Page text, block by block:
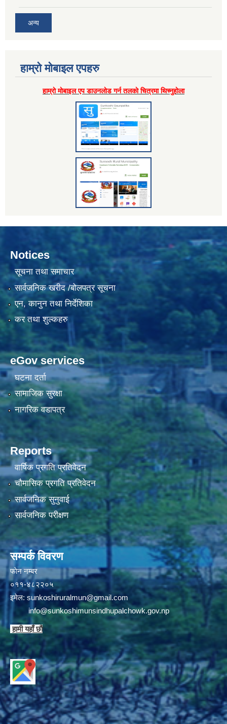
अन्य
हाम्राे माेबाइल एपहरु
हाम्राे माेबाइल एप डाउनलाेड गर्न तलकाे चित्रमा थिच्नुहाेला
Notices
सूचना तथा समाचार
सार्वजनिक खरीद /बोलपत्र सूचना
एन, कानुन तथा निर्देशिका
कर तथा शुल्कहरु
eGov services
घटना दर्ता
सामाजिक सुरक्षा
नागरिक वडापत्र
Reports
वार्षिक प्रगति प्रतिवेदन
चौमासिक प्रगति प्रतिवेदन
सार्वजनिक सुनुवाई
सार्वजनिक परीक्षण
सम्पर्क विवरण
फाेन न‌‍‍‍‌‌म्बर
०११-४८२२०५
इमेल: sunkoshiruralmun@gmail.com
info@sunkoshimunsindhupalchowk.gov.np
हामी यहाँ छाै‌ं